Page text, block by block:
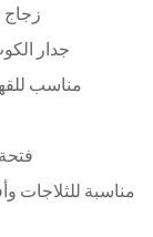
جدار
مناسب
مناسبة للثلاجات